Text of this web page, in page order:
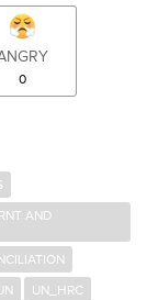
0
AND
UN_HRC